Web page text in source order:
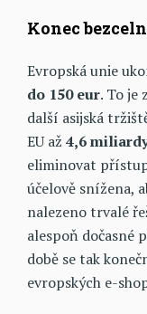
Konec
Evropská unie
do 150 eur. To je
další asijská
EU až 4,6
eliminovat
účelově snížena,
nalezeno trvalé
alespoň dočasné
době se tak
evropských e-